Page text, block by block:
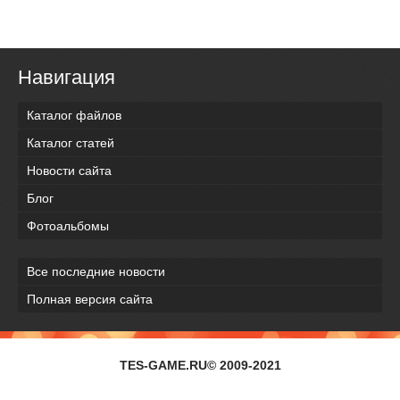
Навигация
Каталог файлов
Каталог статей
Новости сайта
Блог
Фотоальбомы
Все последние новости
Полная версия сайта
TES-GAME.RU© 2009-2021